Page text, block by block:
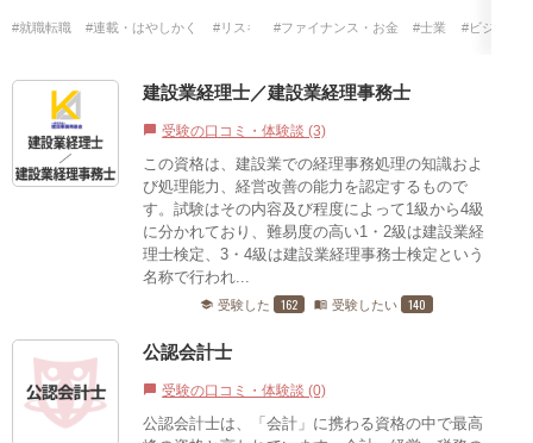
#就職転職 #連載・はやしかく #リスキリング #情報セキュリティマネジメント試験
#ファイナンス・お金 #士業 #ビジネス
建設業経理士／建設業経理事務士
chat_bubble 受験の口コミ・体験談 (3)
この資格は、建設業での経理事務処理の知識およ
び処理能力、経営改善の能力を認定するもので
す。試験はその内容及び程度によって1級から4級
に分かれており、難易度の高い1・2級は建設業経
理士検定、3・4級は建設業経理事務士検定という
名称で行われ...
school 受験した 162 menu_book 受験したい 140
公認会計士
chat_bubble 受験の口コミ・体験談 (0)
公認会計士は、「会計」に携わる資格の中で最高